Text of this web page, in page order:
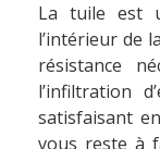
La tuile est
l’intérieur de
résistance
l’infiltration
satisfaisant
vous reste à